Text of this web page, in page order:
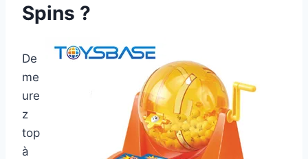
Spins ?
De
me
ure
z
top
à